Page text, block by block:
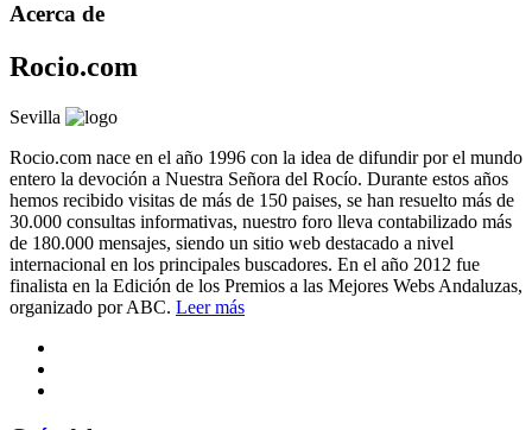
Acerca de
Rocio.com
Sevilla
Rocio.com nace en el año 1996 con la idea de difundir por el mundo
entero la devoción a Nuestra Señora del Rocío. Durante estos años
hemos recibido visitas de más de 150 paises, se han resuelto más de
30.000 consultas informativas, nuestro foro lleva contabilizado más
de 180.000 mensajes, siendo un sitio web destacado a nivel
internacional en los principales buscadores. En el año 2012 fue
finalista en la Edición de los Premios a las Mejores Webs Andaluzas,
organizado por ABC. Leer más